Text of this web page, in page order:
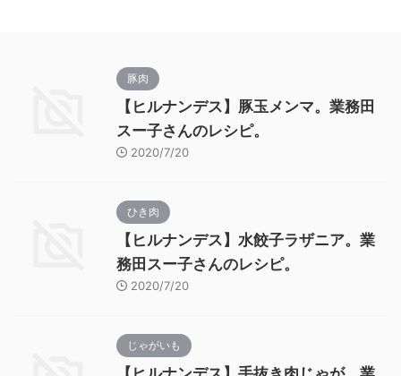
豚肉
【ヒルナンデス】豚玉メンマ。業務田
スー子さんのレシピ。
2020/7/20
ひき肉
【ヒルナンデス】水餃子ラザニア。業
務田スー子さんのレシピ。
2020/7/20
じゃがいも